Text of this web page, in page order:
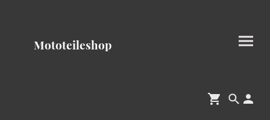
Mototeileshop